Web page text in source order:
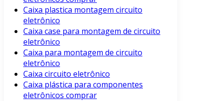
Caixa plastica montagem circuito
eletrônico
Caixa case para montagem de circuito
eletrônico
Caixa para montagem de circuito
eletrônico
Caixa circuito eletrônico
Caixa plástica para componentes
eletrônicos comprar